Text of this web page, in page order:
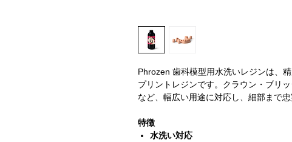
Phrozen 歯科模型用水洗いレジンは、
プリントレジンです。クラウン・ブリ
など、幅広い用途に対応し、細部まで忠
特徴
水洗い対応